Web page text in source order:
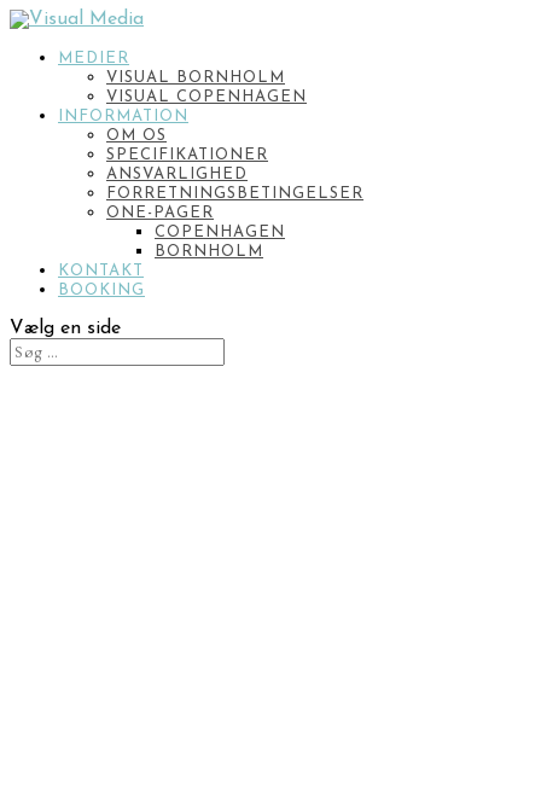
MEDIER
VISUAL BORNHOLM
VISUAL COPENHAGEN
INFORMATION
OM OS
SPECIFIKATIONER
ANSVARLIGHED
FORRETNINGSBETINGELSER
ONE-PAGER
COPENHAGEN
BORNHOLM
KONTAKT
BOOKING
Vælg en side